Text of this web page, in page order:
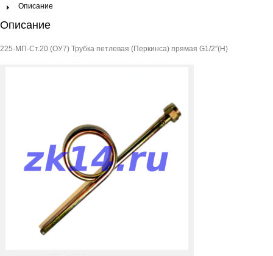
Трубка
прямая
(Н)
Описание
Описание
225-МП-Ст.20 (ОУ7) Трубка петлевая (Перкинса) прямая G1/2″(Н)